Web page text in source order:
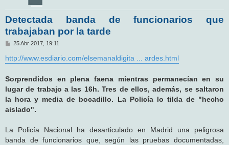
Detectada banda de funcionarios que
trabajaban por la tarde
M
n
s
e
25 Abr 2017, 19:11
http://www.esdiario.com/elsemanaldigita ... ardes.html
Sorprendidos en plena faena mientras permanecían en su
lugar de trabajo a las 16h. Tres de ellos, además, se saltaron
la hora y media de bocadillo. La Policía lo tilda de "hecho
aislado".
La Policía Nacional ha desarticulado en Madrid una peligrosa
banda de funcionarios que, según las pruebas documentadas,